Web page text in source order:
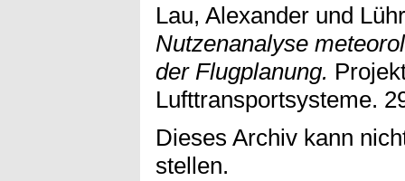
Lau, Alexander und
Nutzenanalyse
der Flugplanung.
Lufttransportsysteme.
Dieses Archiv kann
stellen.